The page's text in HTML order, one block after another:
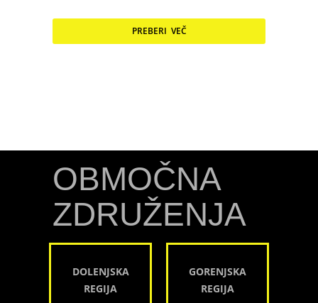
PREBERI VEČ
OBMOČNA
ZDRUŽENJA
DOLENJSKA
REGIJA
GORENJSKA
REGIJA